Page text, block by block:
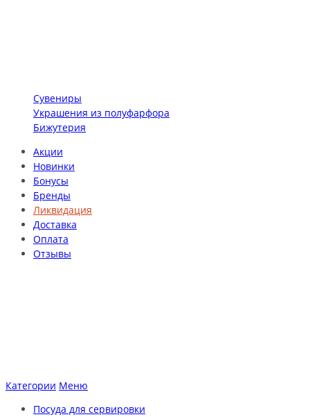
Сувениры
Украшения из полуфарфора
Бижутерия
Акции
Новинки
Бонусы
Бренды
Ликвидация
Доставка
Оплата
Отзывы
Категории Меню
Посуда для сервировки